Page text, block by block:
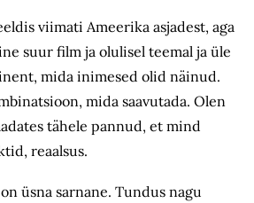
viimati Ameerika asjadest, aga
suur film ja olulisel teemal ja üle
mida inimesed olid näinud.
mida saavutada. Olen
tähele pannud, et mind
reaalsus.
on üsna sarnane. Tundus nagu